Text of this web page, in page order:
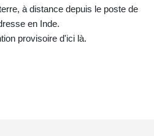
à distance depuis le poste de
en Inde.
provisoire d'ici là.